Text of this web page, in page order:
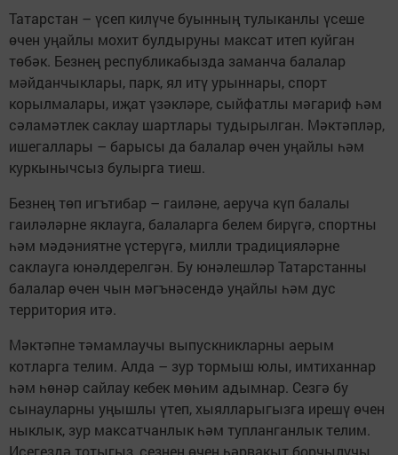
Татарстан – үсеп килүче буынның тулыканлы үсеше
өчен уңайлы мохит булдыруны максат итеп куйган
төбәк. Безнең республикабызда заманча балалар
мәйданчыклары, парк, ял итү урыннары, спорт
корылмалары, иҗат үзәкләре, сыйфатлы мәгариф һәм
сәламәтлек саклау шартлары тудырылган. Мәктәпләр,
ишегаллары – барысы да балалар өчен уңайлы һәм
куркынычсыз булырга тиеш.
Безнең төп игътибар – гаиләне, аеруча күп балалы
гаиләләрне яклауга, балаларга белем бирүгә, спортны
һәм мәдәниятне үстерүгә, милли традицияләрне
саклауга юнәлдерелгән. Бу юнәлешләр Татарстанны
балалар өчен чын мәгънәсендә уңайлы һәм дус
территория итә.
Мәктәпне тәмамлаучы выпускникларны аерым
котларга телим. Алда – зур тормыш юлы, имтиханнар
һәм һөнәр сайлау кебек мөһим адымнар. Сезгә бу
сынауларны уңышлы үтеп, хыялларыгызга ирешү өчен
ныклык, зур максатчанлык һәм тупланганлык телим.